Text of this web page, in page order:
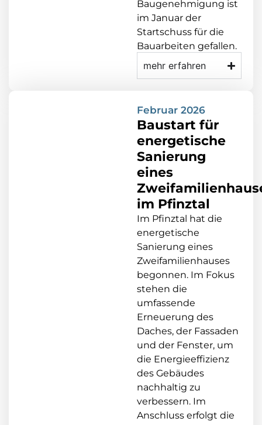
Baugenehmigung ist
im Januar der
Startschuss für die
Bauarbeiten gefallen.
mehr erfahren
Februar 2026
Baustart für
energetische
Sanierung
eines
im Pfinztal
Im Pfinztal hat die
energetische
Sanierung eines
Zweifamilienhauses
begonnen. Im Fokus
stehen die
umfassende
Erneuerung des
Daches, der Fassaden
und der Fenster, um
die Energieeffizienz
des Gebäudes
nachhaltig zu
verbessern. Im
Anschluss erfolgt die